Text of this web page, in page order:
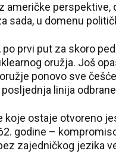
američke perspektive,
sada, u domenu
prvi put za skoro
oružja. Još
ponovo sve
linija
koje ostaje otvoreno
godine –
zajedničkog jezika